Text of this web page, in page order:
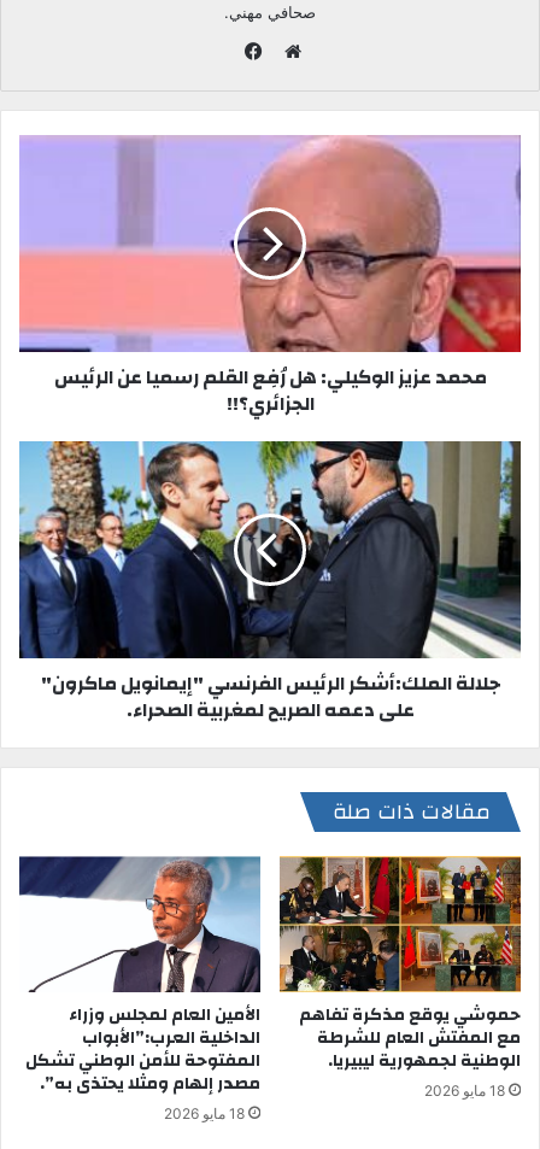
صحافي مهني.
و
ق
ع
و
ي
ب
س
ب
محمد عزيز الوكيلي: هل رُفِع القلم رسميا عن الرئيس
الجزائري؟!!
جلالة الملك:أشكر الرئيس الفرنسي "إيمانويل ماكرون"
على دعمه الصريح لمغربية الصحراء.
مقالات ذات صلة
حموشي يوقع مذكرة تفاهم
مع المفتش العام للشرطة
الوطنية لجمهورية ليبيريا.
18 مايو 2026
الأمين العام لمجلس وزراء
الداخلية العرب:”الأبواب
المفتوحة للأمن الوطني تشكل
مصدر إلهام ومثلا يحتذى به”.
18 مايو 2026